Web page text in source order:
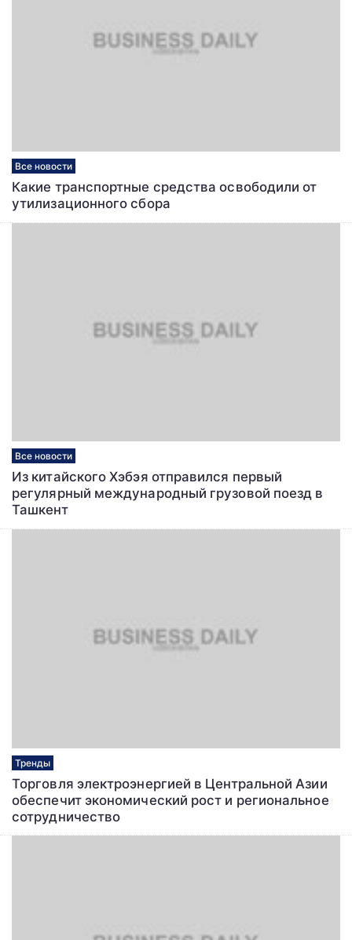
Все новости
Какие транспортные средства освободили от
утилизационного сбора
Все новости
Из китайского Хэбэя отправился первый
регулярный международный грузовой поезд в
Ташкент
Тренды
Торговля электроэнергией в Центральной Азии
обеспечит экономический рост и региональное
сотрудничество